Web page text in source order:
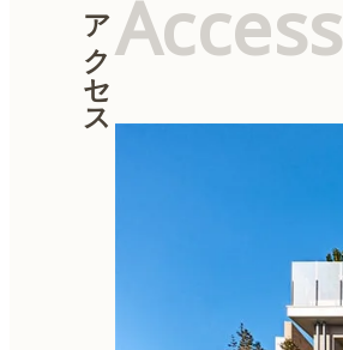
Access
アクセス